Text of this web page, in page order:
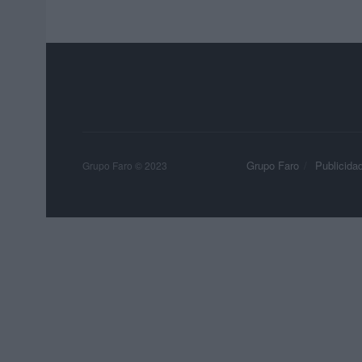
Grupo Faro Publicidad
Grupo Faro © 2023